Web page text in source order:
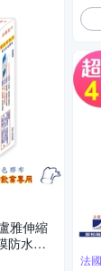
雅伸縮
防水膠
法